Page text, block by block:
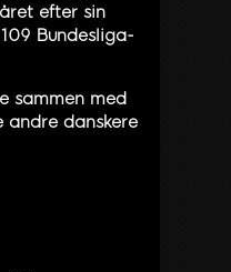
efter sin
Bundesliga-
sammen med
andre danskere